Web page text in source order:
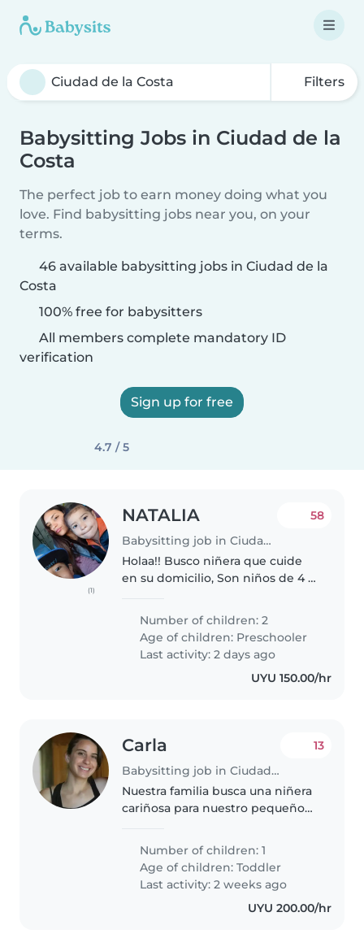
Filters
Babysitting Jobs in Ciudad de la
Costa
The perfect job to earn money doing what you
love. Find babysitting jobs near you, on your
terms.
46 available babysitting jobs in Ciudad de la
Costa
100% free for babysitters
All members complete mandatory ID
verification
Sign up for free
4.7 / 5
(1)
NATALIA
Babysitting job in Ciudad de la Costa
58
Holaa!! Busco niñera que cuide
en su domicilio, Son niños de 4 y
Cariñosos Si te interesa
escribime😊 Si sos cerca de
Lagomar o Solymar (Sería
Perfecto) (Puedo..
Number of children: 2
Age of children: Preschooler
Last activity: 2 days ago
UYU 150.00/hr
Carla
Babysitting job in Ciudad de la Costa
13
Nuestra familia busca una niñera
cariñosa para nuestro pequeño
alguien que disfrute cocinar y
ayudar con tareas sencillas.
¡Contáctenos..
Number of children: 1
Age of children:Toddler
Last activity: 2 weeks ago
UYU 200.00/hr